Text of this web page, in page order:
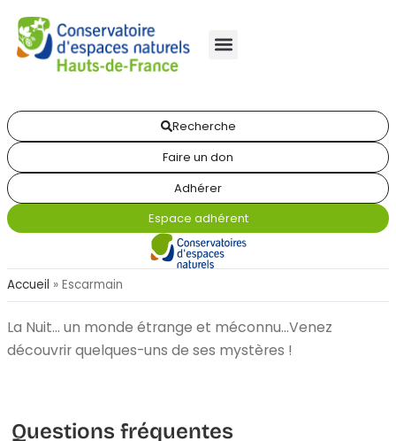
Recherche
Faire un don
Adhérer
Espace adhérent
Accueil » Escarmain
La Nuit… un monde étrange et méconnu…Venez
découvrir quelques-uns de ses mystères !
Questions fréquentes